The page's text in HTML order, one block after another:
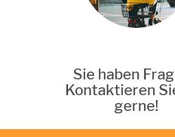
Sie haben
Kontaktieren
gerne!